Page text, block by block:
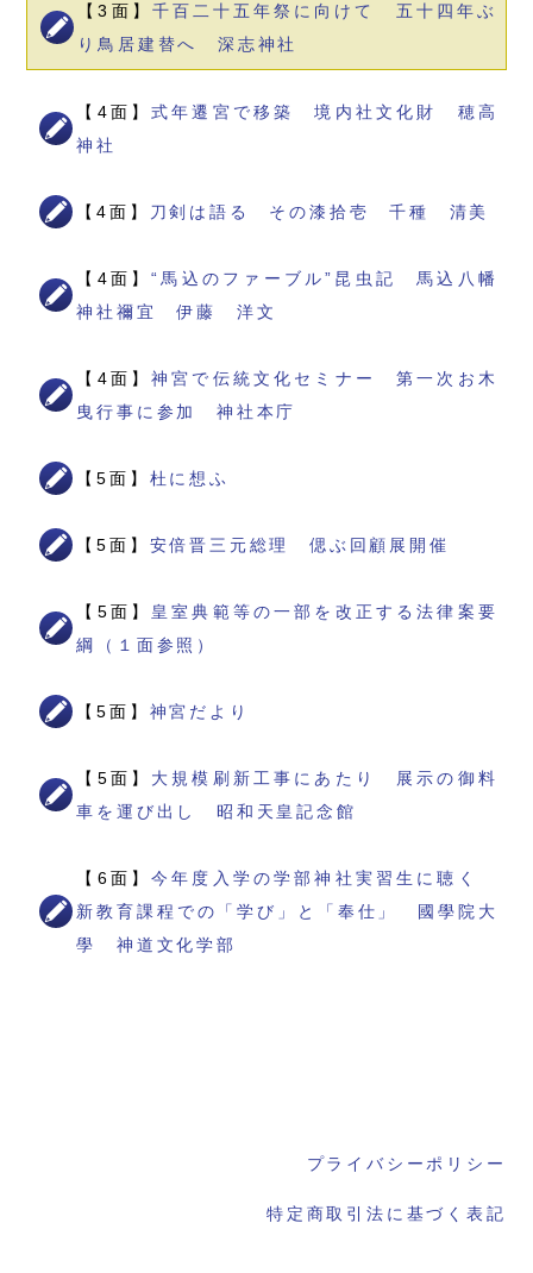
【3面】 千百二十五年祭に向けて 五十四年ぶ
り鳥居建替へ 深志神社
【4面】式年遷宮で移築 境内社文化財 穂高
神社
【4面】 刀剣は語る その漆拾壱 千種 清美
【4面】“馬込のファーブル”昆虫記 馬込八幡
神社禰宜 伊藤 洋文
【4面】神宮で伝統文化セミナー 第一次お木
曳行事に参加 神社本庁
【5面】 杜に想ふ
【5面】 安倍晋三元総理 偲ぶ回顧展開催
【5面】 皇室典範等の一部を改正する法律案要
綱（１面参照）
【5面】 神宮だより
【5面】 大規模刷新工事にあたり 展示の御料
車を運び出し 昭和天皇記念館
【6面】今年度入学の学部神社実習生に聴く
新教育課程での「学び」と「奉仕」 國學院大
學 神道文化学部
プライバシーポリシー
特定商取引法に基づく表記